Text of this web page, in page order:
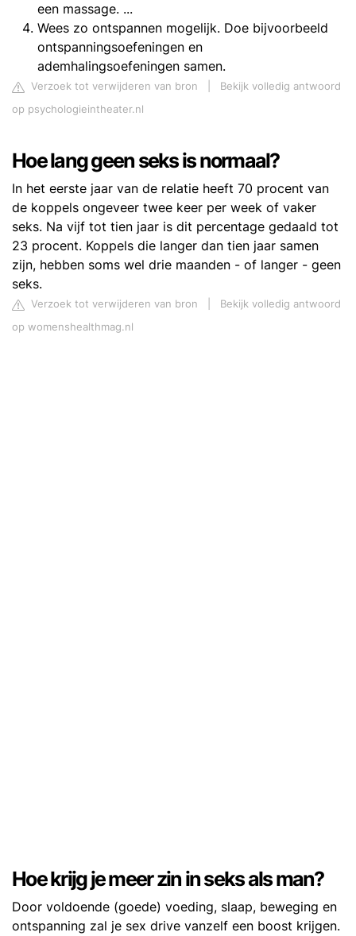
een massage. ...
Wees zo ontspannen mogelijk. Doe bijvoorbeeld
ontspanningsoefeningen en
ademhalingsoefeningen samen.
Verzoek tot verwijderen van bron
Bekijk volledig antwoord
op psychologieintheater.nl
Hoe lang geen seks is normaal?
In het eerste jaar van de relatie heeft 70 procent van
de koppels ongeveer twee keer per week of vaker
seks. Na vijf tot tien jaar is dit percentage gedaald tot
23 procent. Koppels die langer dan tien jaar samen
zijn, hebben soms wel drie maanden - of langer - geen
seks.
Verzoek tot verwijderen van bron
Bekijk volledig antwoord
op womenshealthmag.nl
Hoe krijg je meer zin in seks als man?
Door voldoende (goede) voeding, slaap, beweging en
ontspanning zal je sex drive vanzelf een boost krijgen.